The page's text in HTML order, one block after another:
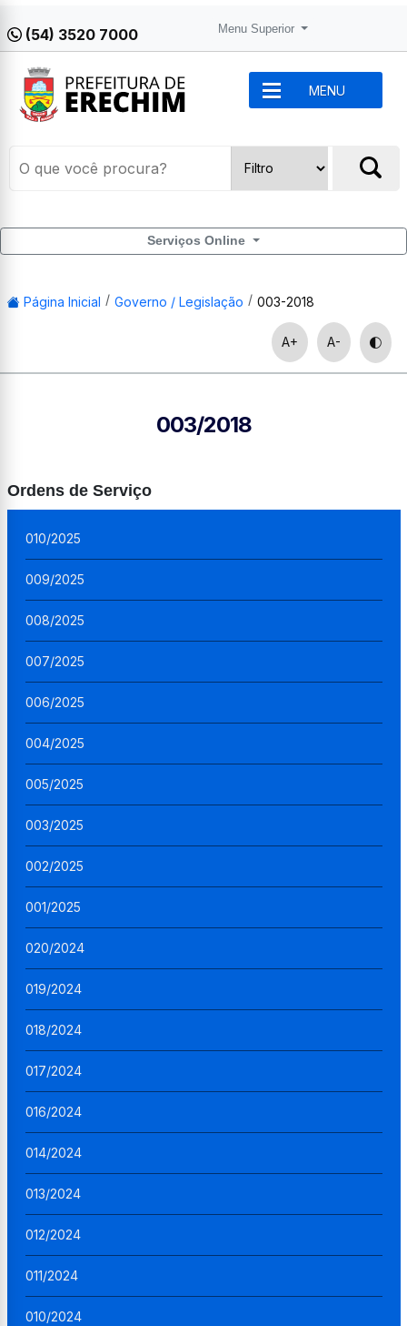
(54) 3520 7000 Menu Superior
MENU
Serviços Online
Página Inicial Governo / Legislação 003-2018
A+ A-
003/2018
Ordens de Serviço
010/2025
009/2025
008/2025
007/2025
006/2025
004/2025
005/2025
003/2025
002/2025
001/2025
020/2024
019/2024
018/2024
017/2024
016/2024
014/2024
013/2024
012/2024
011/2024
010/2024